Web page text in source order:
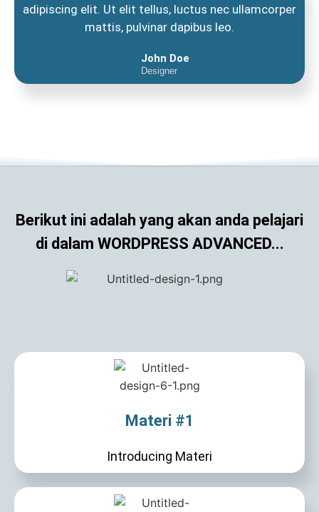
adipiscing elit. Ut elit tellus, luctus nec ullamcorper
mattis, pulvinar dapibus leo.
John Doe
Designer
Berikut ini adalah yang akan anda pelajari
di dalam WORDPRESS ADVANCED...
Materi #1
Introducing Materi